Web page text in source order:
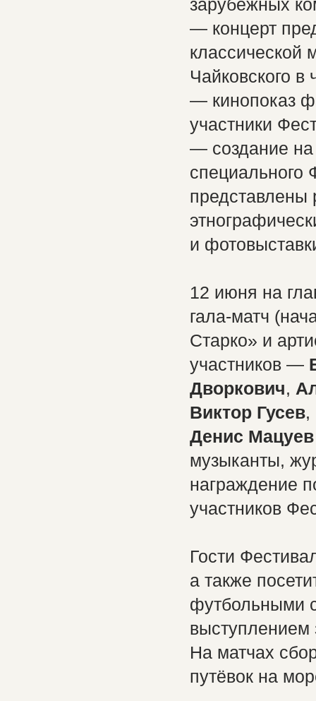
зарубежных
— концерт
классической
Чайковского
— кинопоказ
участники
— создание на
специального
представлены
и
12 июня на
гала-матч
Старко» и
участников —
Дворкович,
Виктор Гусев,
Денис Мацуев
музыканты,
награждение
участников
Гости
а также
футбольными
На матчах
путёвок на